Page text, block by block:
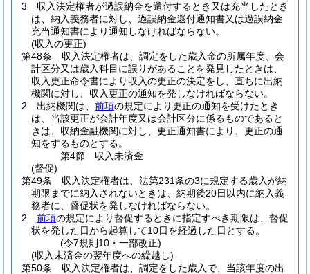
3
収入決定権者が過誤納金を還付するとき又は充当したとき
は、納入義務者に対し、過誤納金還付通知書又は過誤納金
充当通知書により通知しなければならない。
(収入の更正)
第48条
収入決定権者は、調定をした歳入金の所属年度、会
計区分又は歳入科目に誤りがあることを発見したときは、
収入更正命令書により収入の更正の決定をし、直ちに出納
機関に対し、収入更正の通知を発しなければならない。
2
出納機関は、 前項の規定により更正の通知を受けたとき
は、当該更正が会計年度又は会計区分に係るものであると
きは、収納金融機関に対し、更正通知書により、更正の通
知をするものとする。
第4節
収入未済金
(督促)
第49条
収入決定権者は、法第231条の3に規定する歳入が納
期限までに納入されないときは、納期後20日以内に納入義
務者に、督促状を発しなければならない。
2
前項の規定により督促するときに指定すべき期限は、督促
状を発した日から起算して10日を経過した日とする。
(令7規則10・一部改正)
(収入未済金の翌年度への繰越し)
第50条
収入決定権者は、調定をした歳入で、当該年度の出